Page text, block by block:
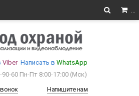
Viber Написать в WhatsApp
90-60 Пн-Пт 8:00-17:00 (Мcк)
Напишите нам